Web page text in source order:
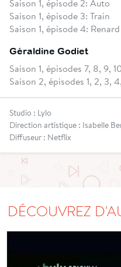
Saison 1, épisode 2: Auto
Saison 1, épisode 3: Train
Saison 1, épisode 4: Renard
Géraldine Godiet
Saison 1, épisodes 7, 8, 9,
Saison 2, épisodes 1, 2, 3,
Studio : Lylo
Direction artistique : Isabelle
Diffuseur : Netflix
DÉCOUVREZ